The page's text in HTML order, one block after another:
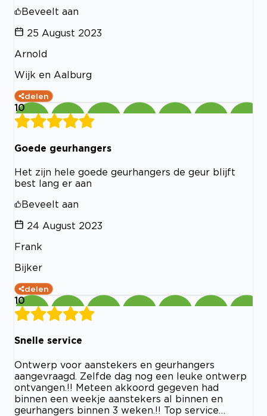
Beveelt aan
25 August 2023
Arnold
Wijk en Aalburg
delen
10
Goede geurhangers
Het zijn hele goede geurhangers de geur blijft
best lang er aan
Beveelt aan
24 August 2023
Frank
Bijker
delen
10
Snelle service
Ontwerp voor aanstekers en geurhangers
aangevraagd. Zelfde dag nog een leuke ontwerp
ontvangen.!! Meteen akkoord gegeven had
binnen een weekje aanstekers al binnen en
geurhangers binnen 3 weken.!! Top service…